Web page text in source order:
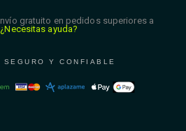
gratuito en pedidos superiores a
¿Necesitas ayuda?
SEGURO Y CONFIABLE